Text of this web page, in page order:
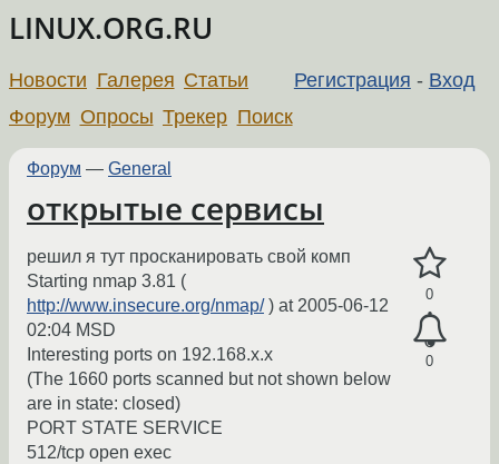
LINUX.ORG.RU
Регистрация - Вход
Новости Галерея Статьи
Форум Опросы Трекер Поиск
Форум — General
открытые сервисы
0
0
решил я тут просканировать свой комп
Starting nmap 3.81 (
http://www.insecure.org/nmap/) at 2005-06-12
02:04 MSD
Interesting ports on 192.168.x.x
(The 1660 ports scanned but not shown below
are in state: closed)
PORT STATE SERVICE
512/tcp open exec